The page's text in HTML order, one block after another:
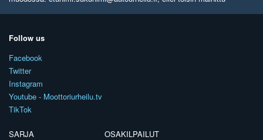
Follow us
Facebook
Twitter
Instagram
Youtube - Moottoriurheilu.tv
TikTok
SARJA
OSAKILPAILUT